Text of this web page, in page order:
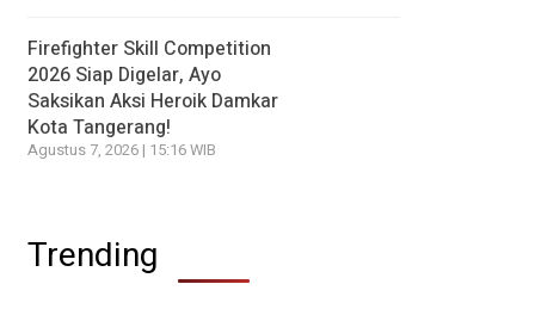
Firefighter Skill Competition
2026 Siap Digelar, Ayo
Saksikan Aksi Heroik Damkar
Kota Tangerang!
Agustus 7, 2026 | 15:16 WIB
Trending